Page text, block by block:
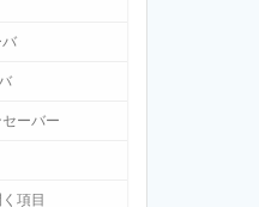
バ
ーバー
項目